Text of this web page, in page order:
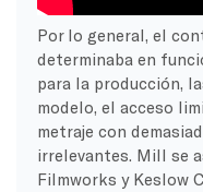
Por lo general, el
determinaba en
para la producción,
modelo, el acceso
metraje con
irrelevantes. Mill se
Filmworks y Keslow